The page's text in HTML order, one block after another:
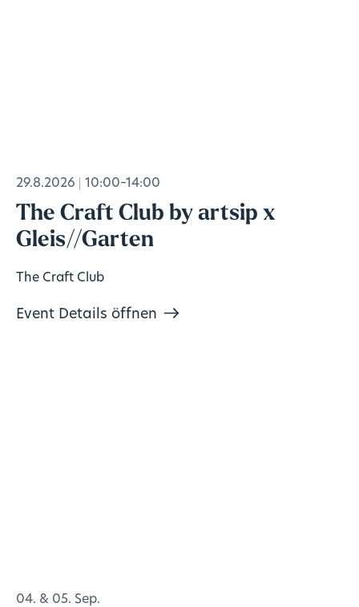
29.8.2026 10:00–14:00
The Craft Club by artsip x
Gleis//Garten
The Craft Club
Event Details öffnen
04. & 05. Sep.